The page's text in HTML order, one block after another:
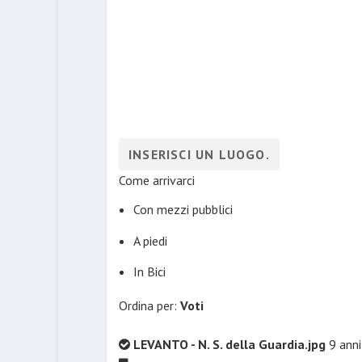
Come arrivarci
Con mezzi pubblici
A piedi
In Bici
Ordina per: Voti
LEVANTO - N. S. della Guardia.jpg 9